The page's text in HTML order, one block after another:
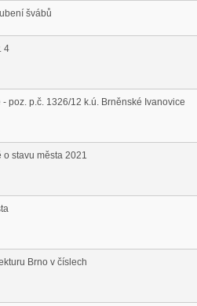
švábů
4
poz. p.č. 1326/12 k.ú. Brněnské Ivanovice
stavu města 2021
Brno v číslech